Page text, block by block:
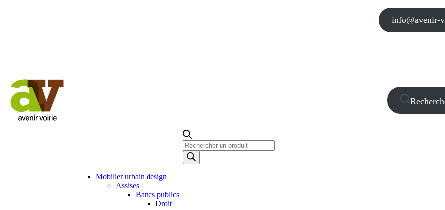
info@avenir-
Recherche
de
produits
Mobilier urbain design
Assises
Bancs publics
Droit